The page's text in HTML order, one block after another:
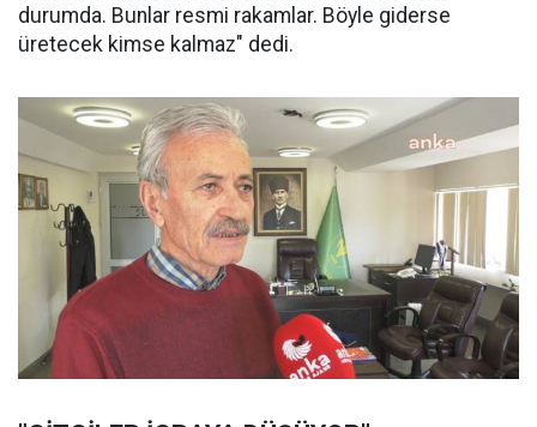
durumda. Bunlar resmi rakamlar. Böyle giderse
üretecek kimse kalmaz" dedi.